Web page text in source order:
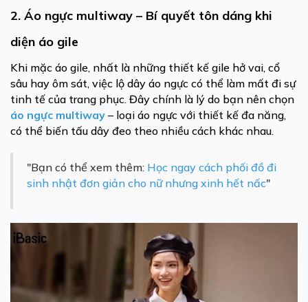
2. Áo ngực multiway – Bí quyết tôn dáng khi
diện áo gile
Khi mặc áo gile, nhất là những thiết kế gile hở vai, cổ
sâu hay ôm sát, việc lộ dây áo ngực có thể làm mất đi sự
tinh tế của trang phục. Đây chính là lý do bạn nên chọn
áo ngực multiway – loại áo ngực với thiết kế đa năng,
có thể biến tấu dây đeo theo nhiều cách khác nhau.
"Bạn có thể xem thêm: Học ngay cách phối đồ đi
sinh nhật đơn giản cho nữ nhưng xinh hết nấc"